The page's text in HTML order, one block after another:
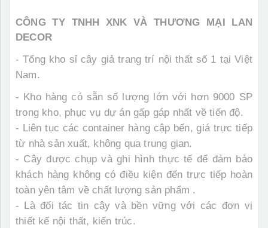
CÔNG TY TNHH XNK VÀ THƯƠNG MẠI LAN
DECOR
-Tổng kho sỉ cây giả trang trí nội thất số 1 tại Việt
Nam.
- Kho hàng có sẵn số lượng lớn với hơn 9000 SP
trong kho, phục vụ dự án gấp gáp nhất về tiến độ.
- Liên tục các container hàng cập bến, giá trực tiếp
từ nhà sản xuất, không qua trung gian.
- Cây được chụp và ghi hình thực tế để đảm bảo
khách hàng không có điều kiện đến trực tiếp hoàn
toàn yên tâm về chất lượng sản phẩm .
-
Là đối tác tin cậy và bền vững với các đơn vị
thiết kế nội thất, kiến trúc.